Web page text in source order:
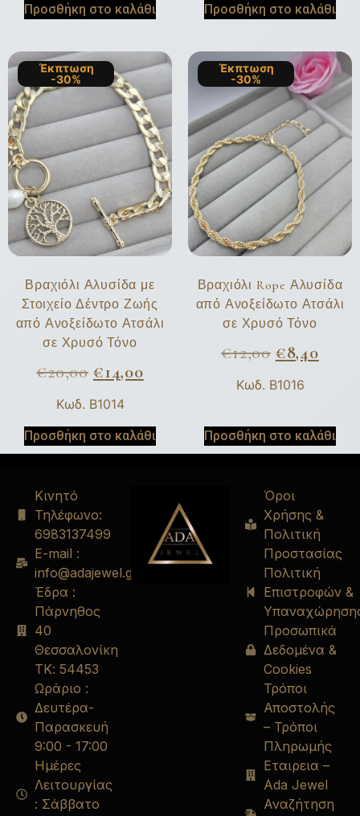
Προσθήκη στο καλάθι Προσθήκη στο καλάθι
Έκπτωση
-30%
Βραχιόλι Αλυσίδα με
Στοιχείο Δέντρο Ζωής
από Ανοξείδωτο Ατσάλι
σε Χρυσό Τόνο
€20,00 €14,00
Κωδ. B1014
Προσθήκη στο καλάθι
Έκπτωση
-30%
Βραχιόλι Rope Αλυσίδα
από Ανοξείδωτο Ατσάλι
σε Χρυσό Τόνο
€12,00 €8,40
Κωδ. B1016
Προσθήκη στο καλάθι
Κινητό
Τηλέφωνο:
6983137499
E-mail :
info@adajewel.gr
Έδρα :
Πάρνηθος
40
Θεσσαλονίκη
ΤΚ: 54453
Ωράριο :
Δευτέρα-
Παρασκευή
9:00 - 17:00
Ημέρες
Λειτουργίας
: Σάββατο
Όροι
Χρήσης &
Πολιτική
Προστασίας
Πολιτική
Επιστροφών &
Προσωπικά
Δεδομένα &
Cookies
Τρόποι
Αποστολής
– Τρόποι
Πληρωμής
Εταιρεια –
Ada Jewel
Αναζήτηση